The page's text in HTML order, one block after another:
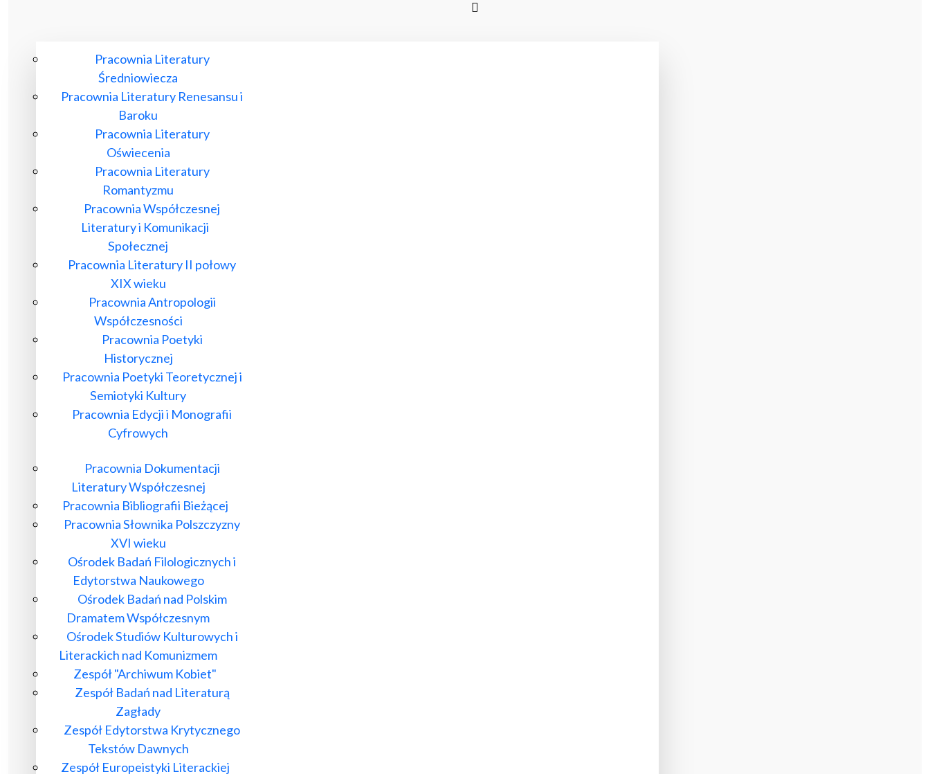
Pracownia Literatury
Średniowiecza
Pracownia Literatury Renesansu i
Baroku
Pracownia Literatury
Oświecenia
Pracownia Literatury
Romantyzmu
Pracownia Współczesnej
Literatury i Komunikacji
Społecznej
Pracownia Literatury II połowy
XIX wieku
Pracownia Antropologii
Współczesności
Pracownia Poetyki
Historycznej
Pracownia Poetyki Teoretycznej i
Semiotyki Kultury
Pracownia Edycji i Monografii
Cyfrowych
Pracownia Dokumentacji
Literatury Współczesnej
Pracownia Bibliografii Bieżącej
Pracownia Słownika Polszczyzny
XVI wieku
Ośrodek Badań Filologicznych i
Edytorstwa Naukowego
Ośrodek Badań nad Polskim
Dramatem Współczesnym
Ośrodek Studiów Kulturowych i
Literackich nad Komunizmem
Zespół "Archiwum Kobiet"
Zespół Badań nad Literaturą
Zagłady
Zespół Edytorstwa Krytycznego
Tekstów Dawnych
Zespół Europeistyki Literackiej